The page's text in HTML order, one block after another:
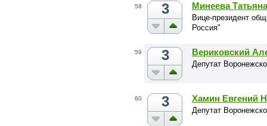
58 3 Минеева
Вице-президент
Россия"
59 3 Вериковский
Депутат
60 3 Хамин Евгений
Депутат